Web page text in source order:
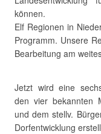
können.
Elf Regionen in
Programm. Unsere
Bearbeitung am
Jetzt wird eine
den vier bekannten
und dem stellv.
Dorfentwicklung